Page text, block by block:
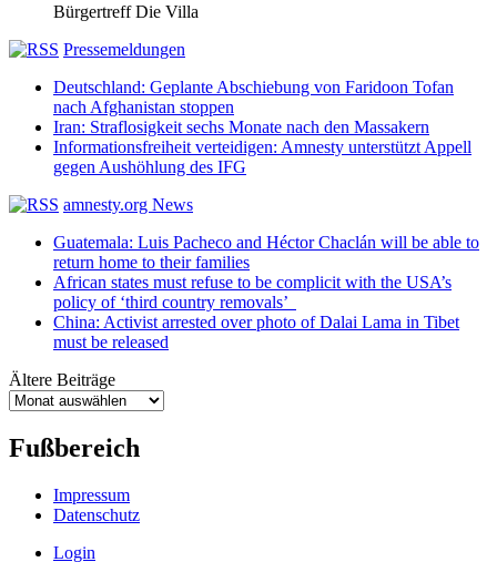
Bürgertreff Die Villa
Pressemeldungen
Deutschland: Geplante Abschiebung von Faridoon Tofan
nach Afghanistan stoppen
Iran: Straflosigkeit sechs Monate nach den Massakern
Informationsfreiheit verteidigen: Amnesty unterstützt Appell
gegen Aushöhlung des IFG
amnesty.org News
Guatemala: Luis Pacheco and Héctor Chaclán will be able to
return home to their families
African states must refuse to be complicit with the USA’s
policy of ‘third country removals’
China: Activist arrested over photo of Dalai Lama in Tibet
must be released
Ältere Beiträge
Ältere
Fußbereich
Impressum
Datenschutz
Login